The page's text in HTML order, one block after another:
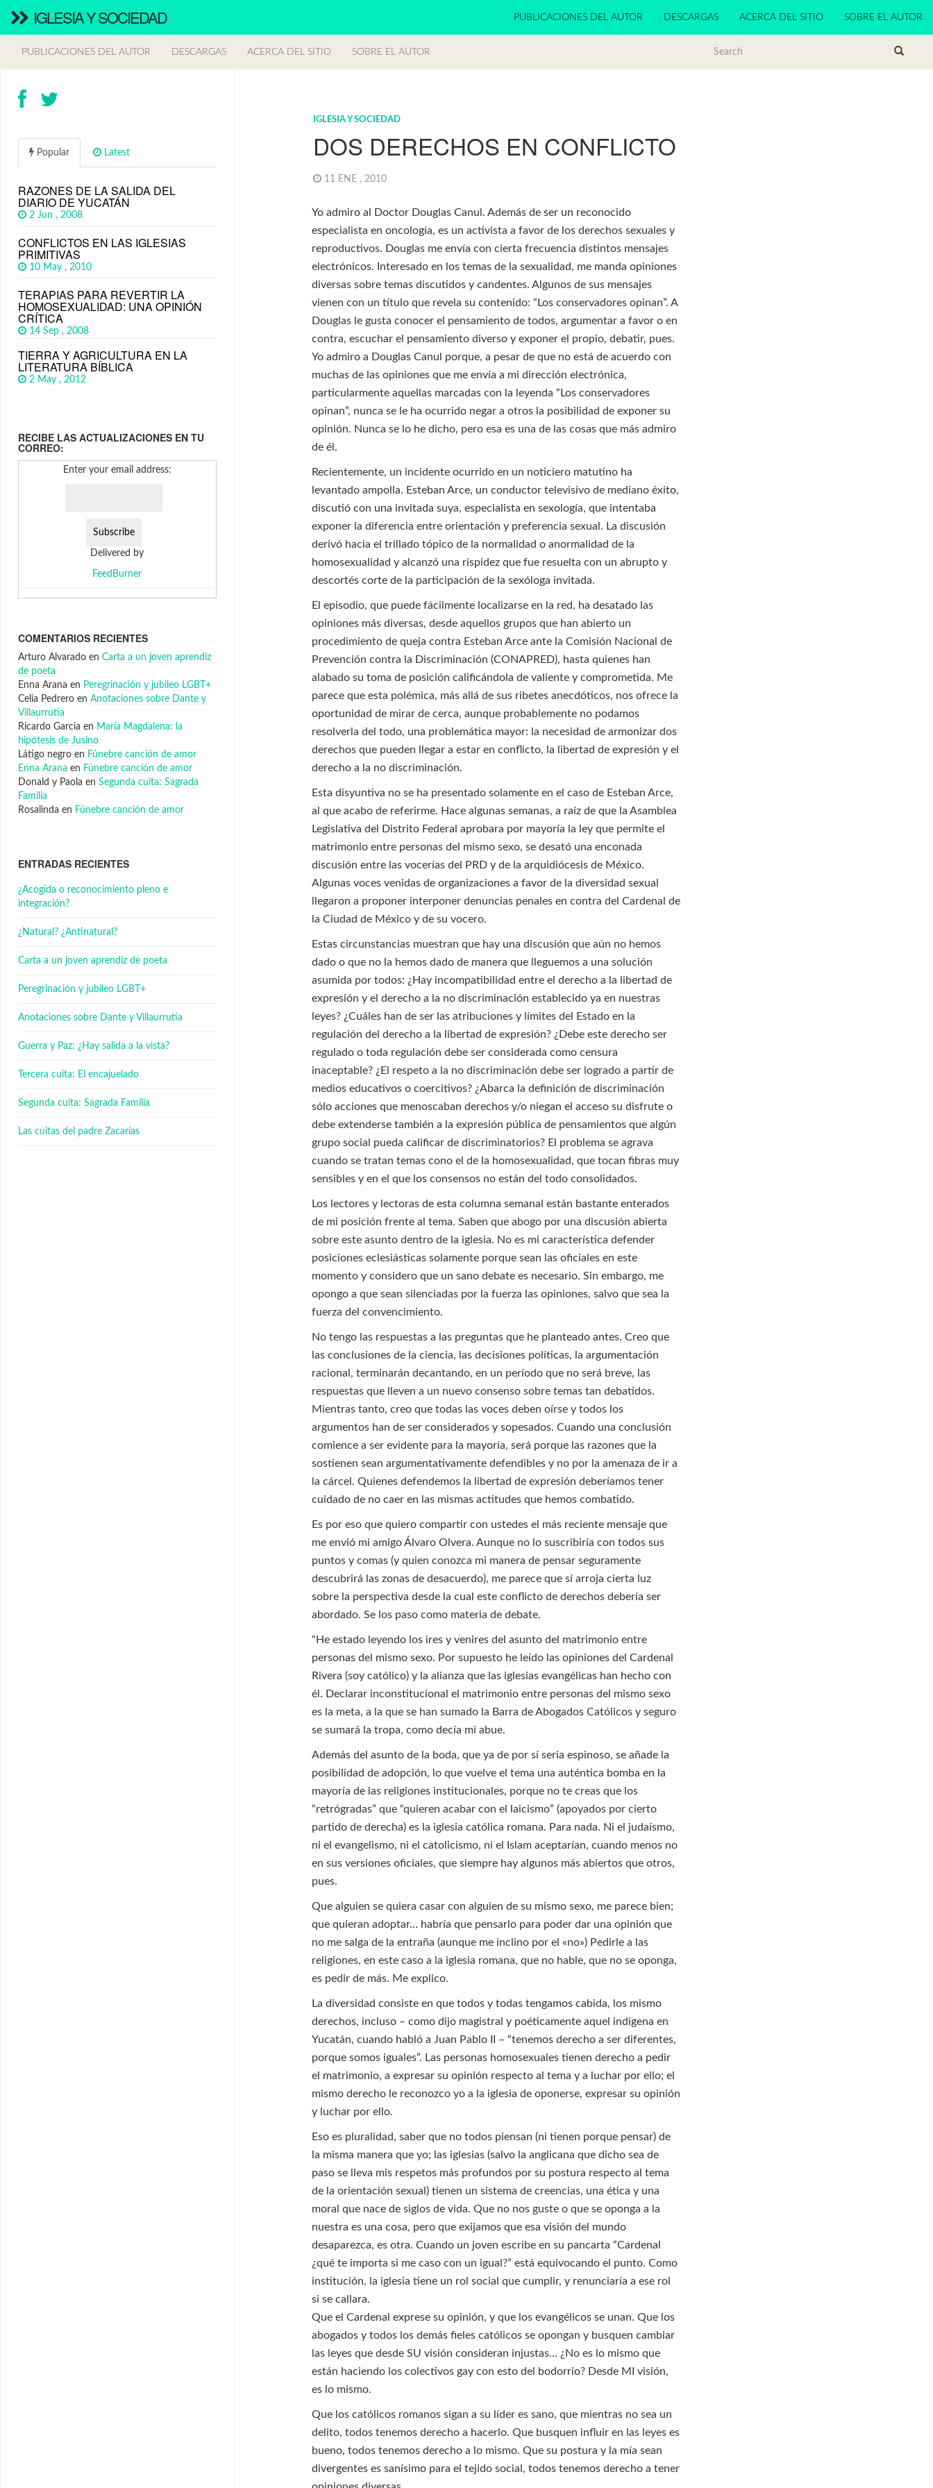
IGLESIA Y SOCIEDAD PUBLICACIONES DEL AUTOR DESCARGAS ACERCA DEL SITIO SOBRE EL AUTOR
PUBLICACIONES DEL AUTOR DESCARGAS ACERCA DEL SITIO SOBRE EL AUTOR
IGLESIA Y SOCIEDAD
DOS DERECHOS EN CONFLICTO
11 ENE , 2010
Yo admiro al Doctor Douglas Canul. Además de ser un reconocido
especialista en oncología, es un activista a favor de los derechos sexuales y
reproductivos. Douglas me envía con cierta frecuencia distintos mensajes
electrónicos. Interesado en los temas de la sexualidad, me manda opiniones
diversas sobre temas discutidos y candentes. Algunos de sus mensajes
vienen con un título que revela su contenido: “Los conservadores opinan”. A
Douglas le gusta conocer el pensamiento de todos, argumentar a favor o en
contra, escuchar el pensamiento diverso y exponer el propio, debatir, pues.
Yo admiro a Douglas Canul porque, a pesar de que no está de acuerdo con
muchas de las opiniones que me envía a mi dirección electrónica,
particularmente aquellas marcadas con la leyenda “Los conservadores
opinan”, nunca se le ha ocurrido negar a otros la posibilidad de exponer su
opinión. Nunca se lo he dicho, pero esa es una de las cosas que más admiro
de él.
Recientemente, un incidente ocurrido en un noticiero matutino ha
levantado ampolla. Esteban Arce, un conductor televisivo de mediano éxito,
discutió con una invitada suya, especialista en sexología, que intentaba
exponer la diferencia entre orientación y preferencia sexual. La discusión
derivó hacia el trillado tópico de la normalidad o anormalidad de la
homosexualidad y alcanzó una rispidez que fue resuelta con un abrupto y
descortés corte de la participación de la sexóloga invitada.
El episodio, que puede fácilmente localizarse en la red, ha desatado las
opiniones más diversas, desde aquellos grupos que han abierto un
procedimiento de queja contra Esteban Arce ante la Comisión Nacional de
Prevención contra la Discriminación (CONAPRED), hasta quienes han
alabado su toma de posición calificándola de valiente y comprometida. Me
parece que esta polémica, más allá de sus ribetes anecdóticos, nos ofrece la
oportunidad de mirar de cerca, aunque probablemente no podamos
resolverla del todo, una problemática mayor: la necesidad de armonizar dos
derechos que pueden llegar a estar en conflicto, la libertad de expresión y el
derecho a la no discriminación.
Esta disyuntiva no se ha presentado solamente en el caso de Esteban Arce,
al que acabo de referirme. Hace algunas semanas, a raíz de que la Asamblea
Legislativa del Distrito Federal aprobara por mayoría la ley que permite el
matrimonio entre personas del mismo sexo, se desató una enconada
discusión entre las vocerías del PRD y de la arquidiócesis de México.
Algunas voces venidas de organizaciones a favor de la diversidad sexual
llegaron a proponer interponer denuncias penales en contra del Cardenal de
la Ciudad de México y de su vocero.
Estas circunstancias muestran que hay una discusión que aún no hemos
dado o que no la hemos dado de manera que lleguemos a una solución
asumida por todos: ¿Hay incompatibilidad entre el derecho a la libertad de
expresión y el derecho a la no discriminación establecido ya en nuestras
leyes? ¿Cuáles han de ser las atribuciones y límites del Estado en la
regulación del derecho a la libertad de expresión? ¿Debe este derecho ser
regulado o toda regulación debe ser considerada como censura
inaceptable? ¿El respeto a la no discriminación debe ser logrado a partir de
medios educativos o coercitivos? ¿Abarca la definición de discriminación
sólo acciones que menoscaban derechos y/o niegan el acceso su disfrute o
debe extenderse también a la expresión pública de pensamientos que algún
grupo social pueda calificar de discriminatorios? El problema se agrava
cuando se tratan temas cono el de la homosexualidad, que tocan fibras muy
sensibles y en el que los consensos no están del todo consolidados.
Los lectores y lectoras de esta columna semanal están bastante enterados
de mi posición frente al tema. Saben que abogo por una discusión abierta
sobre este asunto dentro de la iglesia. No es mi característica defender
posiciones eclesiásticas solamente porque sean las oficiales en este
momento y considero que un sano debate es necesario. Sin embargo, me
opongo a que sean silenciadas por la fuerza las opiniones, salvo que sea la
fuerza del convencimiento.
No tengo las respuestas a las preguntas que he planteado antes. Creo que
las conclusiones de la ciencia, las decisiones políticas, la argumentación
racional, terminarán decantando, en un período que no será breve, las
respuestas que lleven a un nuevo consenso sobre temas tan debatidos.
Mientras tanto, creo que todas las voces deben oírse y todos los
argumentos han de ser considerados y sopesados. Cuando una conclusión
comience a ser evidente para la mayoría, será porque las razones que la
sostienen sean argumentativamente defendibles y no por la amenaza de ir a
la cárcel. Quienes defendemos la libertad de expresión deberíamos tener
cuidado de no caer en las mismas actitudes que hemos combatido.
Es por eso que quiero compartir con ustedes el más reciente mensaje que
me envió mi amigo Álvaro Olvera. Aunque no lo suscribiría con todos sus
puntos y comas (y quien conozca mi manera de pensar seguramente
descubrirá las zonas de desacuerdo), me parece que sí arroja cierta luz
sobre la perspectiva desde la cual este conflicto de derechos debería ser
abordado. Se los paso como materia de debate.
“He estado leyendo los ires y venires del asunto del matrimonio entre
personas del mismo sexo. Por supuesto he leído las opiniones del Cardenal
Rivera (soy católico) y la alianza que las iglesias evangélicas han hecho con
él. Declarar inconstitucional el matrimonio entre personas del mismo sexo
es la meta, a la que se han sumado la Barra de Abogados Católicos y seguro
se sumará la tropa, como decía mi abue.
Además del asunto de la boda, que ya de por sí seria espinoso, se añade la
posibilidad de adopción, lo que vuelve el tema una auténtica bomba en la
mayoría de las religiones institucionales, porque no te creas que los
“retrógradas” que “quieren acabar con el laicismo” (apoyados por cierto
partido de derecha) es la iglesia católica romana. Para nada. Ni el judaísmo,
ni el evangelismo, ni el catolicismo, ni el Islam aceptarían, cuando menos no
en sus versiones oficiales, que siempre hay algunos más abiertos que otros,
pues.
Que alguien se quiera casar con alguien de su mismo sexo, me parece bien;
que quieran adoptar… habría que pensarlo para poder dar una opinión que
no me salga de la entraña (aunque me inclino por el «no») Pedirle a las
religiones, en este caso a la iglesia romana, que no hable, que no se oponga,
es pedir de más. Me explico.
La diversidad consiste en que todos y todas tengamos cabida, los mismo
derechos, incluso – como dijo magistral y poéticamente aquel indígena en
Yucatán, cuando habló a Juan Pablo II – “tenemos derecho a ser diferentes,
porque somos iguales”. Las personas homosexuales tienen derecho a pedir
el matrimonio, a expresar su opinión respecto al tema y a luchar por ello; el
mismo derecho le reconozco yo a la iglesia de oponerse, expresar su opinión
y luchar por ello.
Eso es pluralidad, saber que no todos piensan (ni tienen porque pensar) de
la misma manera que yo; las iglesias (salvo la anglicana que dicho sea de
paso se lleva mis respetos más profundos por su postura respecto al tema
de la orientación sexual) tienen un sistema de creencias, una ética y una
moral que nace de siglos de vida. Que no nos guste o que se oponga a la
nuestra es una cosa, pero que exijamos que esa visión del mundo
desaparezca, es otra. Cuando un joven escribe en su pancarta “Cardenal
¿qué te importa si me caso con un igual?” está equivocando el punto. Como
institución, la iglesia tiene un rol social que cumplir, y renunciaría a ese rol
si se callara.
Que el Cardenal exprese su opinión, y que los evangélicos se unan. Que los
abogados y todos los demás fieles católicos se opongan y busquen cambiar
las leyes que desde SU visión consideran injustas… ¿No es lo mismo que
están haciendo los colectivos gay con esto del bodorrio? Desde MI visión,
es lo mismo.
Que los católicos romanos sigan a su líder es sano, que mientras no sea un
delito, todos tenemos derecho a hacerlo. Que busquen influir en las leyes es
bueno, todos tenemos derecho a lo mismo. Que su postura y la mía sean
divergentes es sanísimo para el tejido social, todos tenemos derecho a tener
Popular Latest
RAZONES DE LA SALIDA DEL
DIARIO DE YUCATÁN
2 Jun , 2008
CONFLICTOS EN LAS IGLESIAS
PRIMITIVAS
10 May , 2010
TERAPIAS PARA REVERTIR LA
HOMOSEXUALIDAD: UNA OPINIÓN
CRÍTICA
14 Sep , 2008
TIERRA Y AGRICULTURA EN LA
LITERATURA BÍBLICA
2 May , 2012
RECIBE LAS ACTUALIZACIONES EN TU
CORREO:
Enter your email address:
Delivered by
FeedBurner
COMENTARIOS RECIENTES
Arturo Alvarado en Carta a un joven aprendiz
de poeta
Enna Arana en Peregrinación y jubileo LGBT+
Celia Pedrero en Anotaciones sobre Dante y
Villaurrutia
Ricardo Garcia en María Magdalena: la
hipótesis de Jusino
Látigo negro en Fúnebre canción de amor
Enna Arana en Fúnebre canción de amor
Donald y Paola en Segunda cuita: Sagrada
Familia
Rosalinda en Fúnebre canción de amor
ENTRADAS RECIENTES
¿Acogida o reconocimiento pleno e
integración?
¿Natural? ¿Antinatural?
Carta a un joven aprendiz de poeta
Peregrinación y jubileo LGBT+
Anotaciones sobre Dante y Villaurrutia
Guerra y Paz: ¿Hay salida a la vista?
Tercera cuita: El encajuelado
Segunda cuita: Sagrada Familia
Las cuitas del padre Zacarías